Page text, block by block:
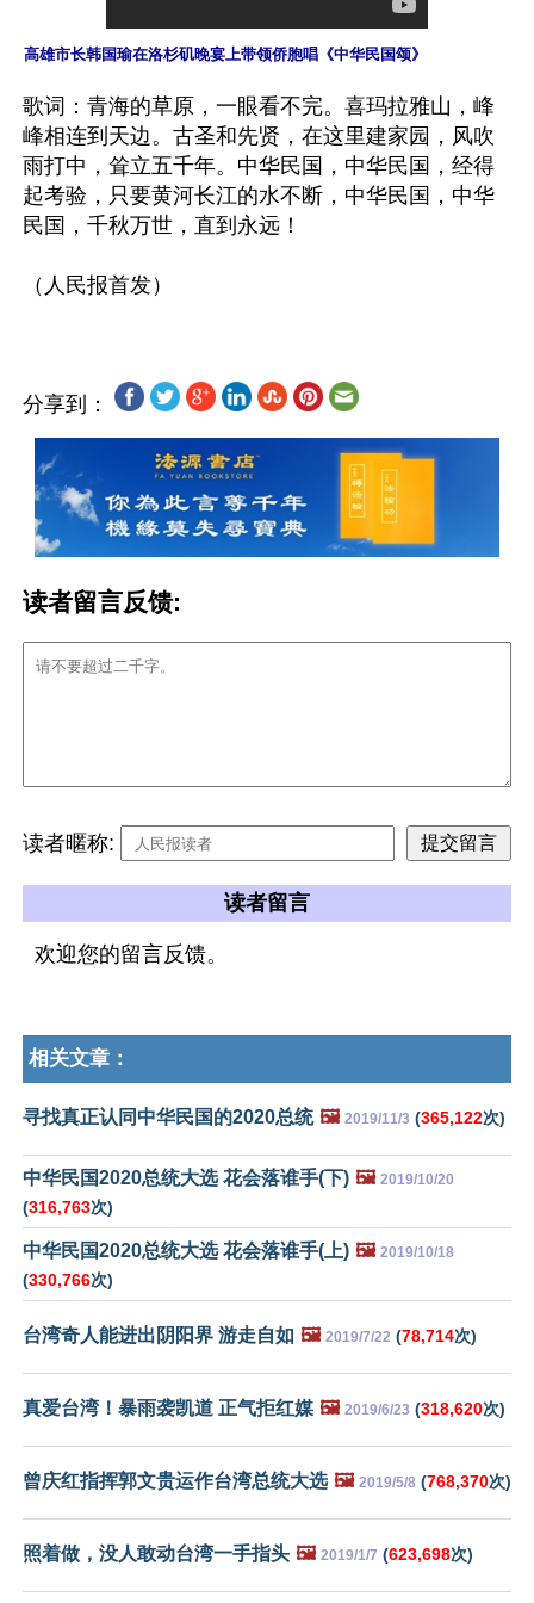
高雄市长韩国瑜在洛杉矶晚宴上带领侨胞唱《中华民国颂》
歌词：青海的草原，一眼看不完。喜玛拉雅山，峰
峰相连到天边。古圣和先贤，在这里建家园，风吹
雨打中，耸立五千年。中华民国，中华民国，经得
起考验，只要黄河长江的水不断，中华民国，中华
民国，千秋万世，直到永远！
分享到：
读者留言反馈:
读者暱称:
读者留言
欢迎您的留言反馈。
相关文章：
寻找真正认同中华民国的2020总统 🖼️ 2019/11/3 (365,122次)
中华民国2020总统大选 花会落谁手(下) 🖼️ 2019/10/20
(316,763次)
中华民国2020总统大选 花会落谁手(上) 🖼️ 2019/10/18
(330,766次)
台湾奇人能进出阴阳界 游走自如 🖼️ 2019/7/22 (78,714次)
真爱台湾！暴雨袭凯道 正气拒红媒 🖼️ 2019/6/23 (318,620次)
曾庆红指挥郭文贵运作台湾总统大选 🖼️ 2019/5/8 (768,370次)
照着做，没人敢动台湾一手指头 🖼️ 2019/1/7 (623,698次)